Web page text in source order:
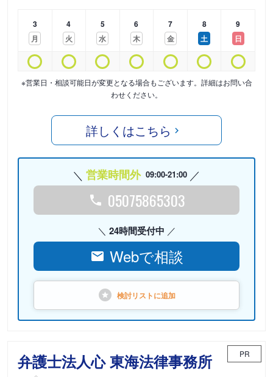
3
月
4
火
5
水
6
木
7
金
8
土
9
日
※営業日・相談可能日が変更となる場合もございます。詳細はお問い合
わせください。
詳しくはこちら
営業時間外 09:00-21:00
05075865303
24時間受付中
Webで相談
検討リストに追加
弁護士法人心 東海法律事務所 PR